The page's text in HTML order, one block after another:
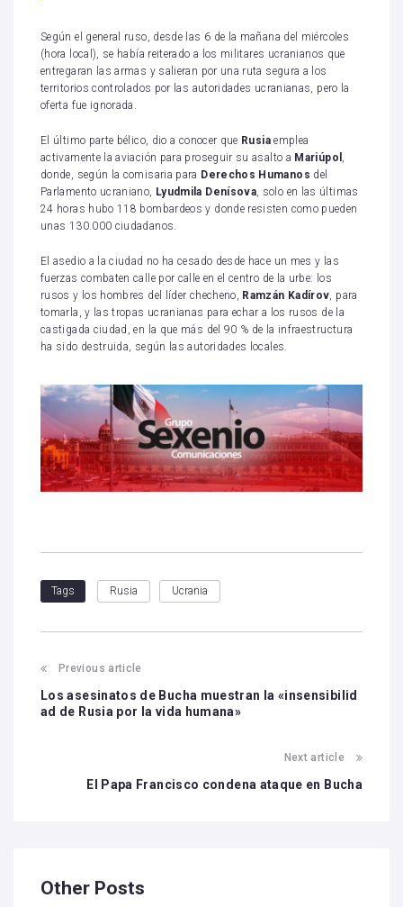
Según el general ruso, desde las 6 de la mañana del miércoles
(hora local), se había reiterado a los militares ucranianos que
entregaran las armas y salieran por una ruta segura a los
territorios controlados por las autoridades ucranianas, pero la
oferta fue ignorada.
El último parte bélico, dio a conocer que Rusiaemplea
activamente la aviación para proseguir su asalto a Mariúpol
donde, según la comisaria para Derechos Humanos del
Parlamento ucraniano, Lyudmila Denísova , solo en las últimas
24 horas hubo 118 bombardeos y donde resisten como pueden
unas 130.000 ciudadanos.
El asedio a la ciudad no ha cesado desde hace un mes y las
fuerzas combaten calle por calle en el centro de la urbe: los
rusos y los hombres del líder checheno, Ramzán Kadírov , para
tomarla, y las tropas ucranianas para echar a los rusos de la
castigada ciudad, en la que más del 90 % de la infraestructura
ha sido destruida, según las autoridades locales.
Tags Rusia Ucrania
Previous article
Los asesinatos de Bucha muestran la «insensibilid
ad de Rusia por la vida humana»
Next article
El Papa Francisco condena ataque en Bucha
Other Posts